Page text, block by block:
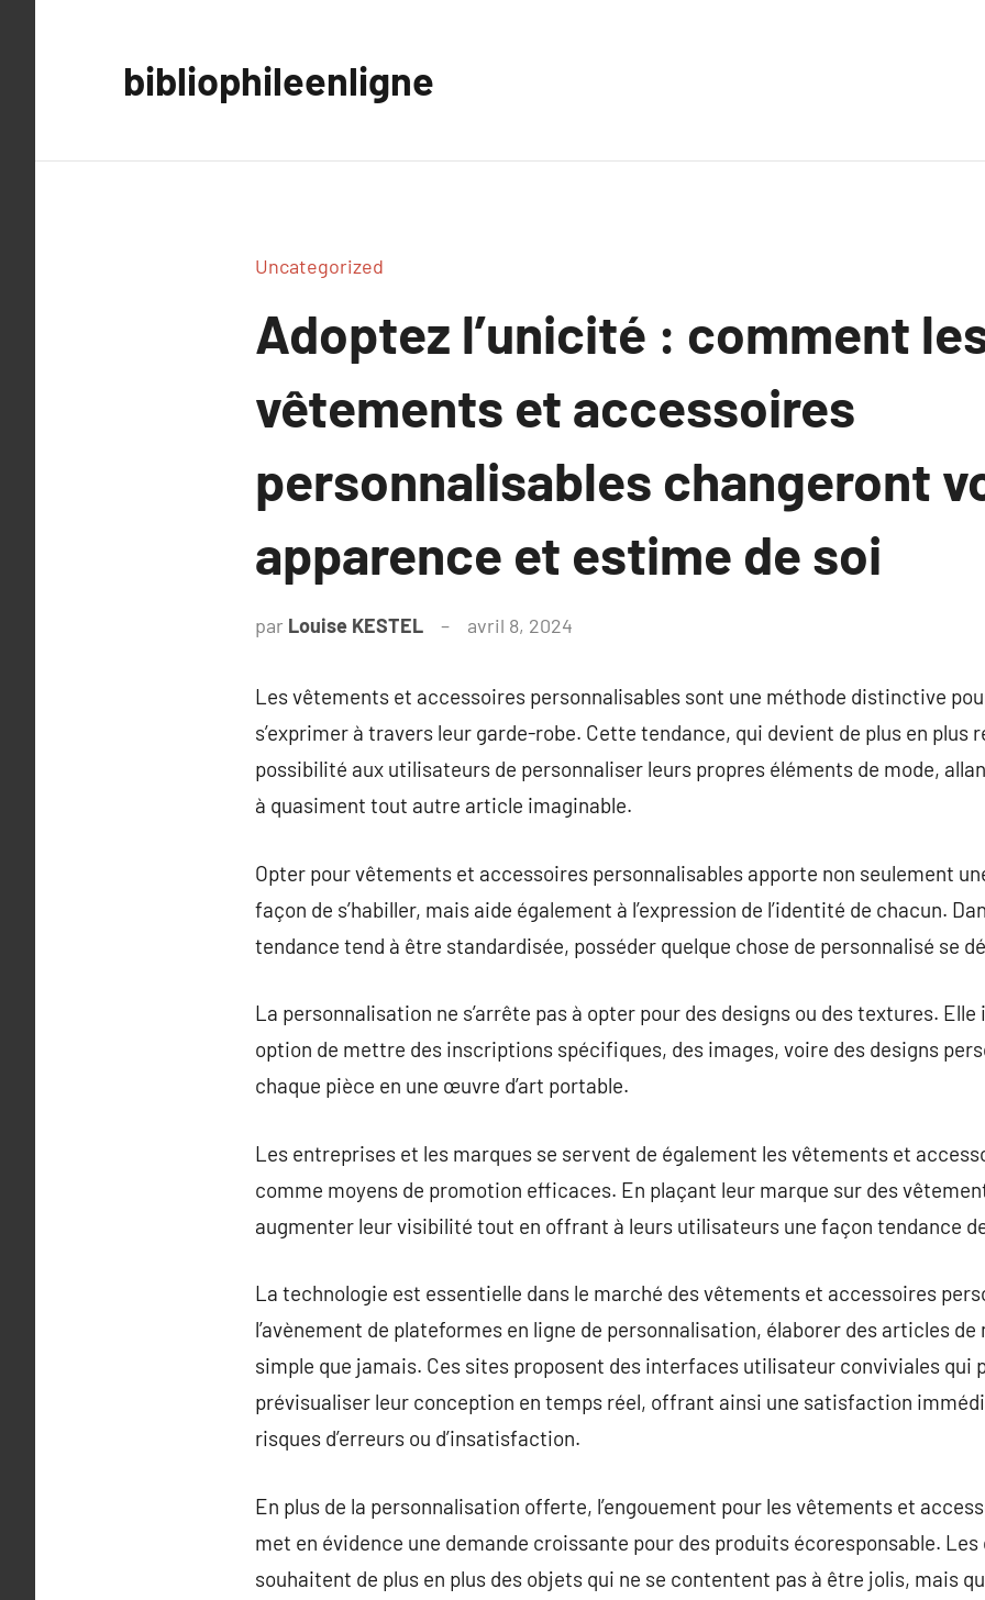
bibliophileenligne
Uncategorized
Adoptez l’unicité : comment
vêtements et accessoires
personnalisables changeront
apparence et estime de soi
par Louise KESTEL avril 8, 2024
Les vêtements et accessoires personnalisables sont une méthode distinctive
s’exprimer à travers leur garde-robe. Cette tendance, qui devient de plus en plus
possibilité aux utilisateurs de personnaliser leurs propres éléments de mode,
à quasiment tout autre article imaginable.
Opter pour vêtements et accessoires personnalisables apporte non seulement
façon de s’habiller, mais aide également à l’expression de l’identité de chacun.
tendance tend à être standardisée, posséder quelque chose de personnalisé se
La personnalisation ne s’arrête pas à opter pour des designs ou des textures.
option de mettre des inscriptions spécifiques, des images, voire des designs
chaque pièce en une œuvre d’art portable.
Les entreprises et les marques se servent de également les vêtements et
comme moyens de promotion efficaces. En plaçant leur marque sur des
augmenter leur visibilité tout en offrant à leurs utilisateurs une façon tendance
La technologie est essentielle dans le marché des vêtements et accessoires
l’avènement de plateformes en ligne de personnalisation, élaborer des articles de
simple que jamais. Ces sites proposent des interfaces utilisateur conviviales qui
prévisualiser leur conception en temps réel, offrant ainsi une satisfaction
risques d’erreurs ou d’insatisfaction.
En plus de la personnalisation offerte, l’engouement pour les vêtements et
met en évidence une demande croissante pour des produits écoresponsable.
souhaitent de plus en plus des objets qui ne se contentent pas à être jolis, mais